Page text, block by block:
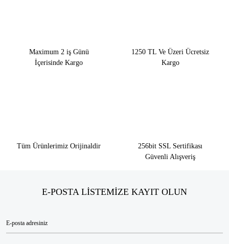
Maximum 2 iş Günü
İçerisinde Kargo
1250 TL Ve Üzeri Ücretsiz
Kargo
Tüm Ürünlerimiz Orijinaldir
256bit SSL Sertifikası
Güvenli Alışveriş
E-POSTA LİSTEMİZE KAYIT OLUN